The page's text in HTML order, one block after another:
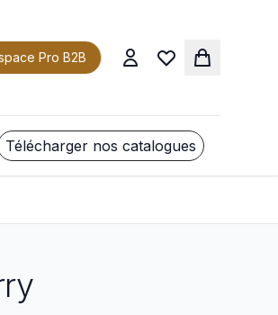
Pro B2B
Télécharger nos catalogues